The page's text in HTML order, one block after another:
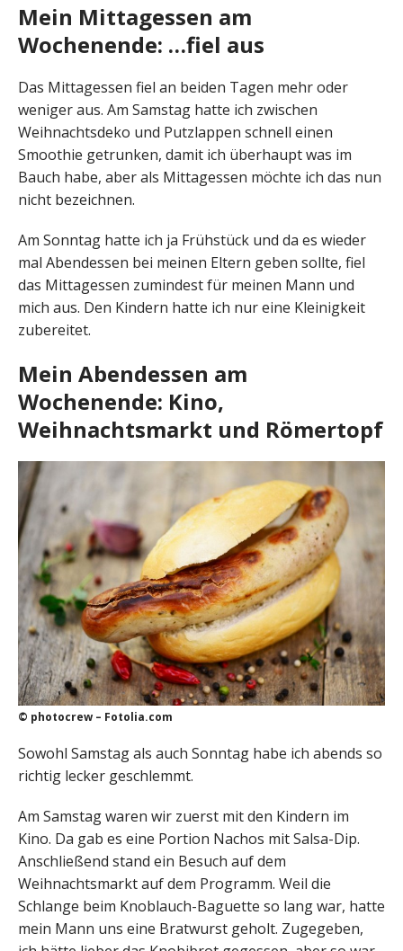
Mein Mittagessen am
Wochenende: …fiel aus
Das Mittagessen fiel an beiden Tagen mehr oder
weniger aus. Am Samstag hatte ich zwischen
Weihnachtsdeko und Putzlappen schnell einen
Smoothie getrunken, damit ich überhaupt was im
Bauch habe, aber als Mittagessen möchte ich das nun
nicht bezeichnen.
Am Sonntag hatte ich ja Frühstück und da es wieder
mal Abendessen bei meinen Eltern geben sollte, fiel
das Mittagessen zumindest für meinen Mann und
mich aus. Den Kindern hatte ich nur eine Kleinigkeit
zubereitet.
Mein Abendessen am
Wochenende: Kino,
Weihnachtsmarkt und Römertopf
© photocrew – Fotolia.com
Sowohl Samstag als auch Sonntag habe ich abends so
richtig lecker geschlemmt.
Am Samstag waren wir zuerst mit den Kindern im
Kino. Da gab es eine Portion Nachos mit Salsa-Dip.
Anschließend stand ein Besuch auf dem
Weihnachtsmarkt auf dem Programm. Weil die
Schlange beim Knoblauch-Baguette so lang war, hatte
mein Mann uns eine Bratwurst geholt. Zugegeben,